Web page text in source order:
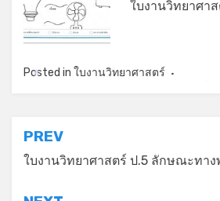
ใบงานวิทยาศา
Posted in ใบงานวิทยาศาสตร์
แนะแนว
เรื่อง
PREV
ใบงานวิทยาศาสตร์ ป.5 ลักษณะทา